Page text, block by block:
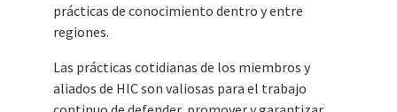
prácticas de conocimiento dentro y entre
regiones.
Las prácticas cotidianas de los miembros y
aliados de HIC son valiosas para el trabajo